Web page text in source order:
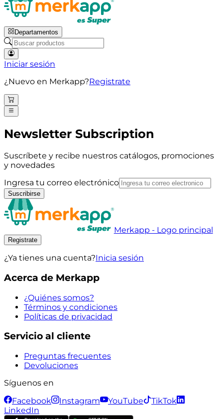
Departamentos
Iniciar sesión
¿Nuevo en Merkapp?Registrate
Newsletter Subscription
Suscríbete y recibe nuestros catálogos, promociones
y novedades
Ingresa tu correo electrónico
Suscribirse
Merkapp - Logo principal
Registrate
¿Ya tienes una cuenta?Inicia sesión
Acerca de Merkapp
¿Quiénes somos?
Términos y condiciones
Políticas de privacidad
Servicio al cliente
Preguntas frecuentes
Devoluciones
Síguenos en
Facebook
Instagram YouTube
TikTok
LinkedIn